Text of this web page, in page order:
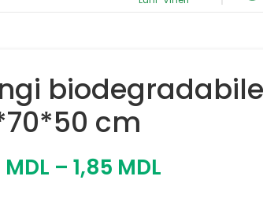
biodegradabile
cm
MDL – 1,85 MDL